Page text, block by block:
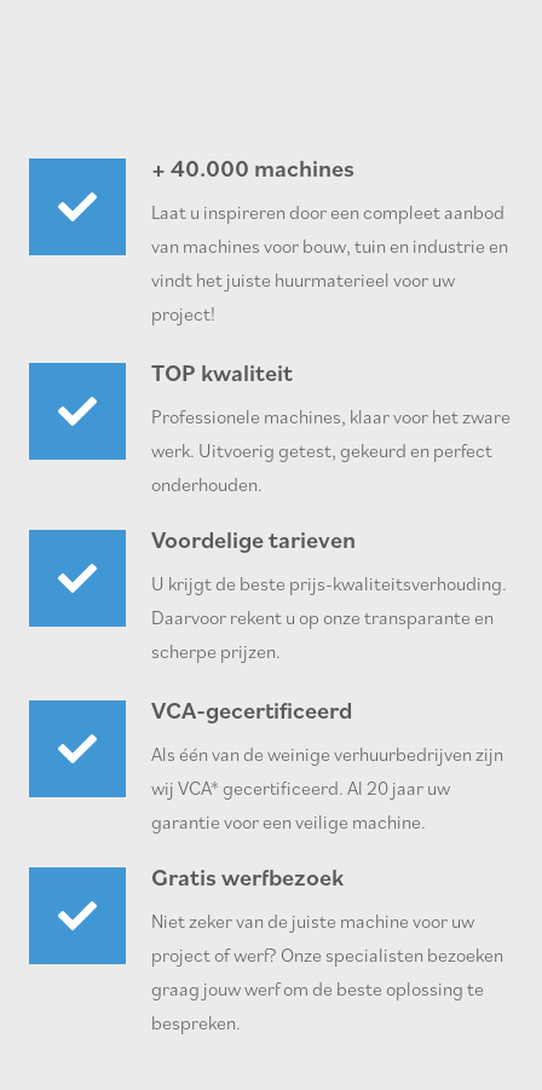
+ 40.000 machines
Laat u inspireren door een compleet aanbod
van machines voor bouw, tuin en industrie en
vindt het juiste huurmaterieel voor uw
project!
TOP kwaliteit
Professionele machines, klaar voor het zware
werk. Uitvoerig getest, gekeurd en perfect
onderhouden.
Voordelige tarieven
U krijgt de beste prijs-kwaliteitsverhouding.
Daarvoor rekent u op onze transparante en
scherpe prijzen.
VCA-gecertificeerd
Als één van de weinige verhuurbedrijven zijn
wij VCA* gecertificeerd. Al 20 jaar uw
garantie voor een veilige machine.
Gratis werfbezoek
Niet zeker van de juiste machine voor uw
project of werf? Onze specialisten bezoeken
graag jouw werf om de beste oplossing te
bespreken.